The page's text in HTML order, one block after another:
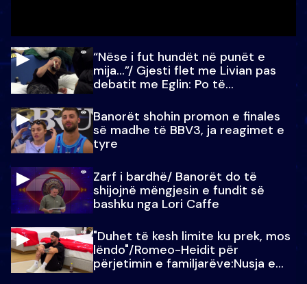
“Nëse i fut hundët në punët e
mija…”/ Gjesti flet me Livian pas
debatit me Eglin: Po të
Banorët shohin promon e finales
së madhe të BBV3, ja reagimet e
tyre
Zarf i bardhë/ Banorët do të
shijojnë mëngjesin e fundit së
bashku nga Lori Caffe
"Duhet të kesh limite ku prek, mos
lëndo"/Romeo-Heidit për
përjetimin e familjarëve:Nusja e